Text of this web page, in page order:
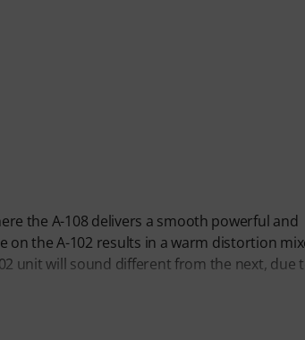
the A-108 delivers a smooth powerful and
on the A-102 results in a warm distortion
unit will sound different from the next, due